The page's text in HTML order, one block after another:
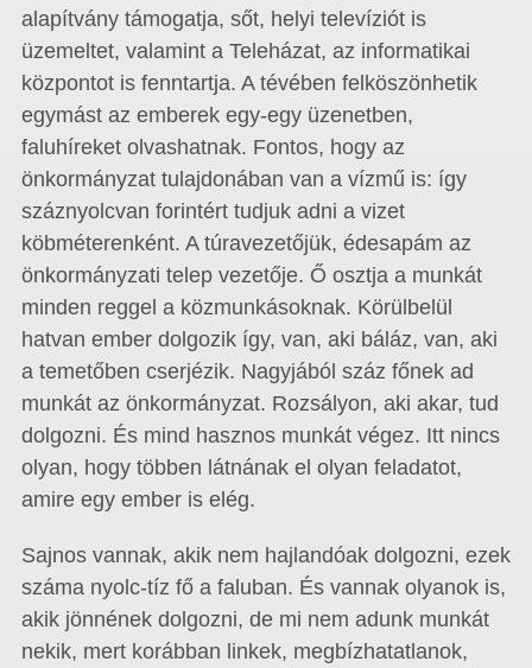
alapítvány támogatja, sőt, helyi televíziót is
üzemeltet, valamint a Teleházat, az informatikai
központot is fenntartja. A tévében felköszönhetik
egymást az emberek egy-egy üzenetben,
faluhíreket olvashatnak. Fontos, hogy az
önkormányzat tulajdonában van a vízmű is: így
száznyolcvan forintért tudjuk adni a vizet
köbméterenként. A túravezetőjük, édesapám az
önkormányzati telep vezetője. Ő osztja a munkát
minden reggel a közmunkásoknak. Körülbelül
hatvan ember dolgozik így, van, aki báláz, van, aki
a temetőben cserjézik. Nagyjából száz főnek ad
munkát az önkormányzat. Rozsályon, aki akar, tud
dolgozni. És mind hasznos munkát végez. Itt nincs
olyan, hogy többen látnának el olyan feladatot,
amire egy ember is elég.
Sajnos vannak, akik nem hajlandóak dolgozni, ezek
száma nyolc-tíz fő a faluban. És vannak olyanok is,
akik jönnének dolgozni, de mi nem adunk munkát
nekik, mert korábban linkek, megbízhatatlanok,